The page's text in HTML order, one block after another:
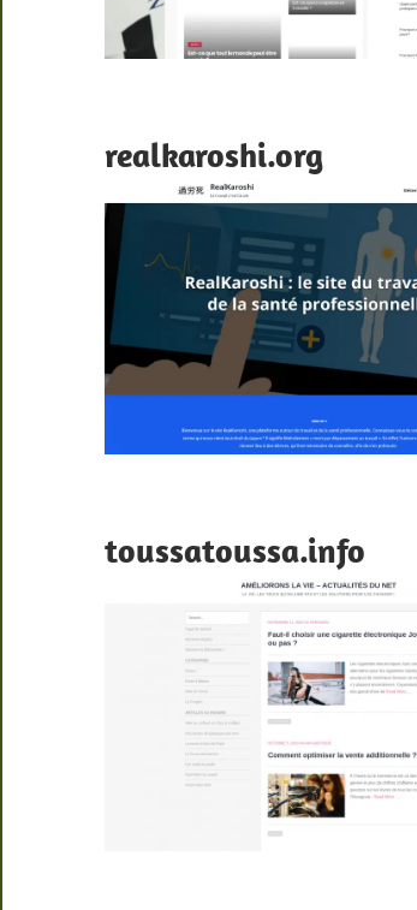
realkaroshi.org
toussatoussa.info